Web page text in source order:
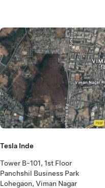
Tesla Inde
Tower B-101, 1st Floor
Panchshil Business Park
Lohegaon, Viman Nagar